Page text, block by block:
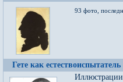
93 фото,
Гете как естествоиспытатель